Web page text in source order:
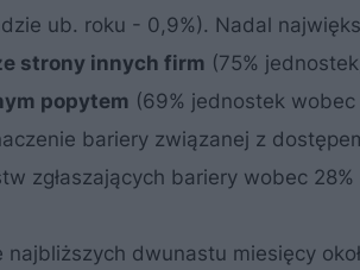
ub. roku - 0,9%). Nadal
strony innych firm (75%
popytem (69% jednostek
bariery związanej z
zgłaszających bariery wobec
dwunastu miesięcy